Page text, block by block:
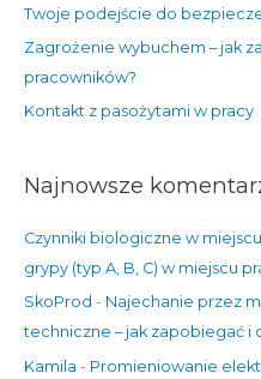
Twoje podejście do
Zagrożenie wybuchem – jak
pracowników?
Kontakt z pasożytami w pracy
Najnowsze
Czynniki biologiczne w
grypy (typ A, B, C) w miejscu
SkoProd - Najechanie przez
techniczne – jak zapobiegać i
Kamila - Promieniowanie